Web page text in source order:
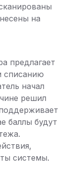
на
предлагает
списанию
начал
решил
баллы будут
системы.